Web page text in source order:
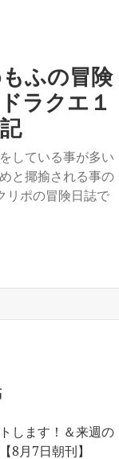
ふの冒険
ラクエ１
している事が多い
と揶揄される事の
リポの冒険日誌で
します！＆来週の
8月7日朝刊】